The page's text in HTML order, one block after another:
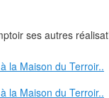
ses autres